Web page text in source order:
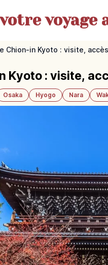
voyage
Chion-in Kyoto : visite,
Kyoto : visite,
Osaka Hyogo Nara